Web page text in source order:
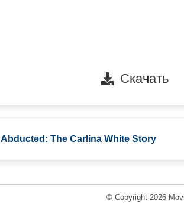
Скачать
Abducted: The Carlina White Story
© Copyright 2026